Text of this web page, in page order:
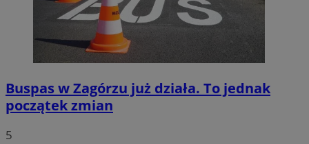
Buspas w Zagórzu już działa. To jednak
początek zmian
5
VISITOR_PRIVACY_METADATA
.youtube.com
Google Privacy Policy